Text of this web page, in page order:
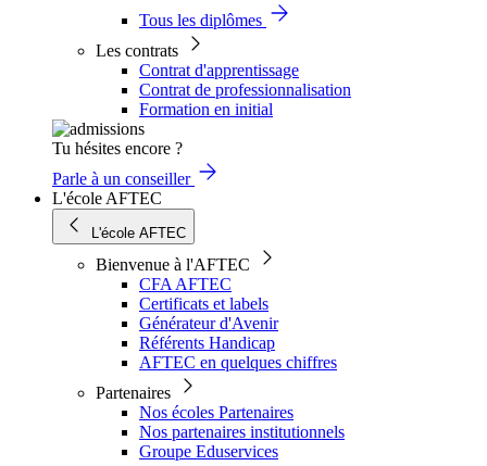
Tous les diplômes
Les contrats
Contrat d'apprentissage
Contrat de professionnalisation
Formation en initial
Tu hésites encore ?
Parle à un conseiller
L'école AFTEC
L'école AFTEC
Bienvenue à l'AFTEC
CFA AFTEC
Certificats et labels
Générateur d'Avenir
Référents Handicap
AFTEC en quelques chiffres
Partenaires
Nos écoles Partenaires
Nos partenaires institutionnels
Groupe Eduservices